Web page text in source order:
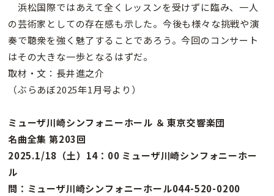
浜松国際ではあえて全くレッスンを受けずに臨み、一人
の芸術家としての存在感も示した。今後も様々な挑戦や演
奏で聴衆を強く魅了することであろう。今回のコンサート
はその大きな一歩となるはずだ。
取材・文：長井進之介
（ぶらあぼ2025年1月号より）
ミューザ川崎シンフォニーホール ＆ 東京交響楽団
名曲全集 第203回
2025.1/18（土）14：00 ミューザ川崎シンフォニーホー
ル
問：ミューザ川崎シンフォニーホール044-520-0200